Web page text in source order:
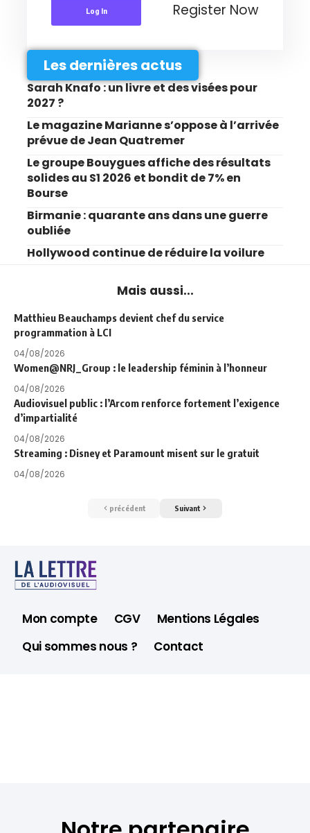
Log In Register Now
Les dernières actus
Sarah Knafo : un livre et des visées pour
2027 ?
Le magazine Marianne s’oppose à l’arrivée
prévue de Jean Quatremer
Le groupe Bouygues affiche des résultats
solides au S1 2026 et bondit de 7% en
Bourse
Birmanie : quarante ans dans une guerre
oubliée
Hollywood continue de réduire la voilure
Mais aussi...
Matthieu Beauchamps devient chef du service
programmation à LCI
04/08/2026
Women@NRJ_Group : le leadership féminin à l’honneur
04/08/2026
Audiovisuel public : l’Arcom renforce fortement l’exigence
d’impartialité
04/08/2026
Streaming : Disney et Paramount misent sur le gratuit
04/08/2026
précédent Suivant
Mon compte CGV
Mentions Légales
Qui sommes nous ?
Contact